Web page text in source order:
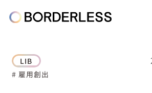
LIB
# 雇用創出